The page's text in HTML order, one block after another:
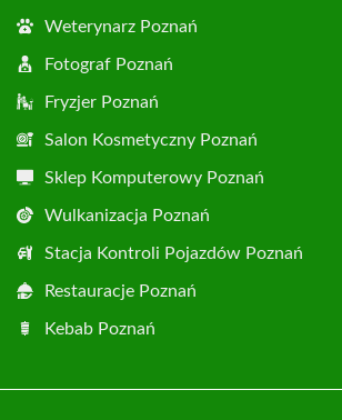
Weterynarz Poznań
Fotograf Poznań
Fryzjer Poznań
Salon Kosmetyczny Poznań
Sklep Komputerowy Poznań
Wulkanizacja Poznań
Stacja Kontroli Pojazdów Poznań
Restauracje Poznań
Kebab Poznań